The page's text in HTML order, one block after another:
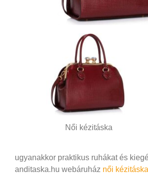
Női kézitáska
ugyanakkor praktikus ruhákat és
anditaska.hu webáruház női